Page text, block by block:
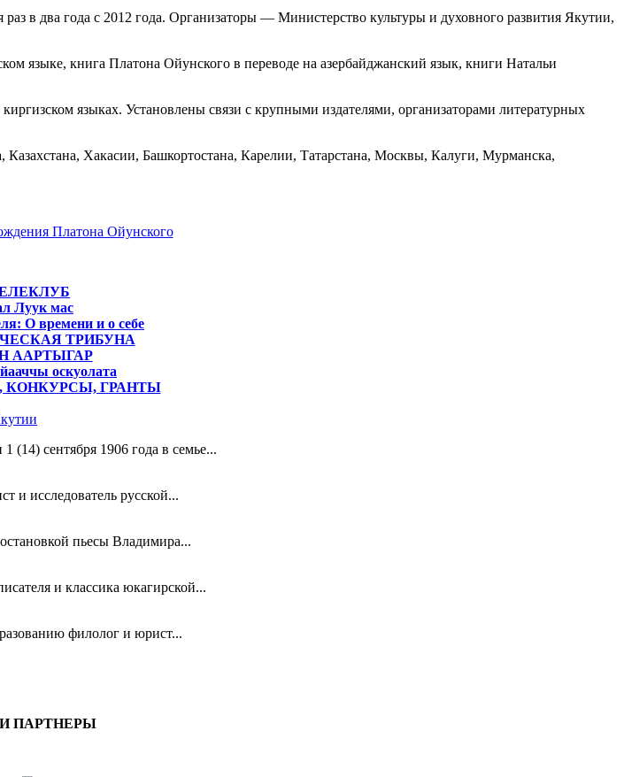
в два года с 2012 года. Организаторы — Министерство культуры и духовного развития Якутии,
языке, книга Платона Ойунского в переводе на азербайджанский язык, книги Натальи
языках. Установлены связи с крупными издателями, организаторами литературных
Хакасии, Башкортостана, Карелии, Татарстана, Москвы, Калуги, Мурманска,
Луук мас
О времени и о себе
ТРИБУНА
ААРТЫГАР
оскуолата
КОНКУРСЫ, ГРАНТЫ
(14) сентября 1906 года в семье...
и исследователь русской...
пьесы Владимира...
и классика юкагирской...
филолог и юрист...
ПАРТНЕРЫ